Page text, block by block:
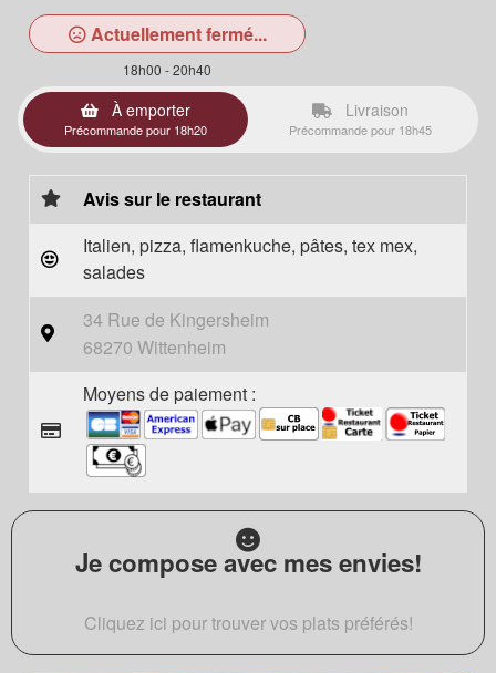
Actuellement fermé...
18h00 - 20h40
À emporter
Précommande pour 18h20
Livraison
Précommande pour 18h45
Avis sur le restaurant
Italien, pizza, flamenkuche, pâtes, tex mex,
salades
34 Rue de Kingersheim
68270 Wittenheim
Moyens de paiement :
Je compose avec mes envies!
Cliquez ici pour trouver vos plats préférés!